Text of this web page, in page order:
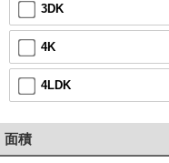
3DK
4K
4LDK
面積